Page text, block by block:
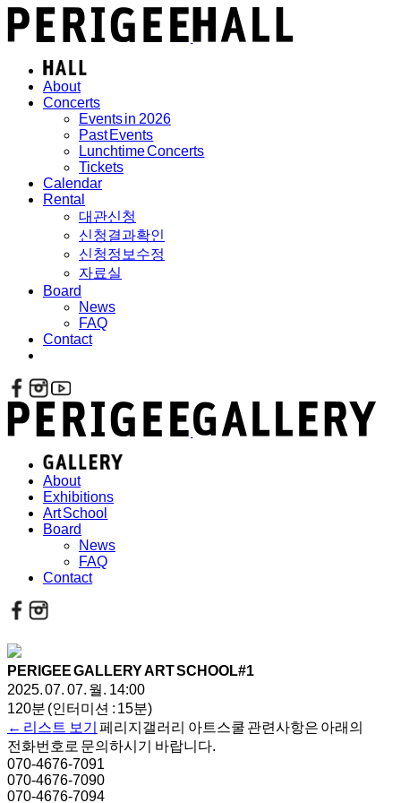
About
Concerts
Events in 2026
Past Events
Lunchtime Concerts
Tickets
Calendar
Rental
대관신청
신청결과확인
신청정보수정
자료실
Board
News
FAQ
Contact
About
Exhibitions
Art School
Board
News
FAQ
Contact
PERIGEE GALLERY ART SCHOOL#1
2025. 07. 07. 월. 14:00
120분 (인터미션 : 15분)
← 리스트 보기 페리지갤러리 아트스쿨 관련사항은 아래의
전화번호로 문의하시기 바랍니다.
070-4676-7091
070-4676-7090
070-4676-7094